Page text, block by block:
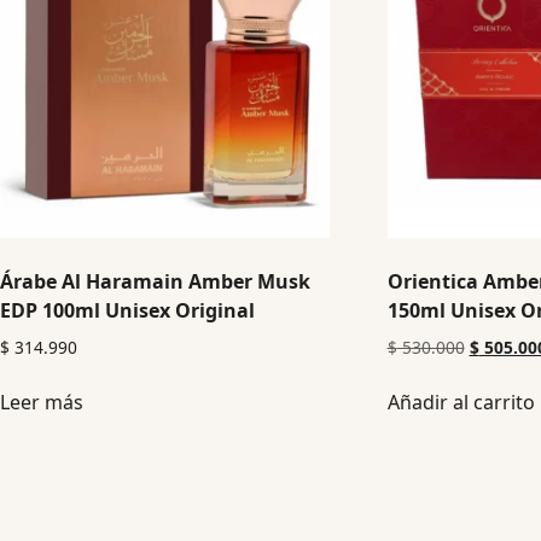
Árabe Al Haramain Amber Musk
EDP 100ml Unisex Original
$ 314.990
Leer más
Orientica
150ml Unisex
$530.000 $
Añadir al carrito